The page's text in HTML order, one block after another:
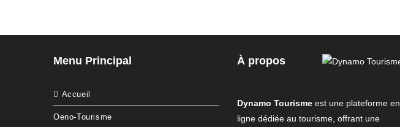
Menu Principal
Accueil
Oeno-Tourisme
À propos
Dynamo Tourisme est une plateforme en
ligne dédiée au tourisme, offrant une